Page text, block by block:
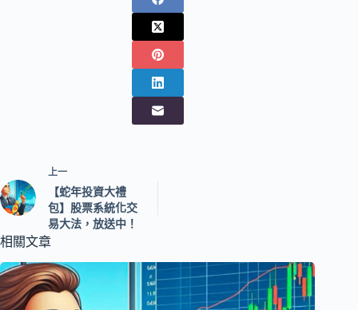
上一
【蛇年投資大禮
包】股票系統化交
易大法，放送中！
相關文章